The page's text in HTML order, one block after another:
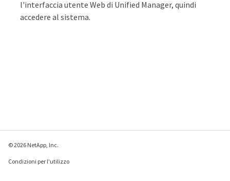
l'interfaccia utente Web di Unified Manager, quindi
accedere al sistema.
© 2026 NetApp, Inc.
Condizioni per l'utilizzo